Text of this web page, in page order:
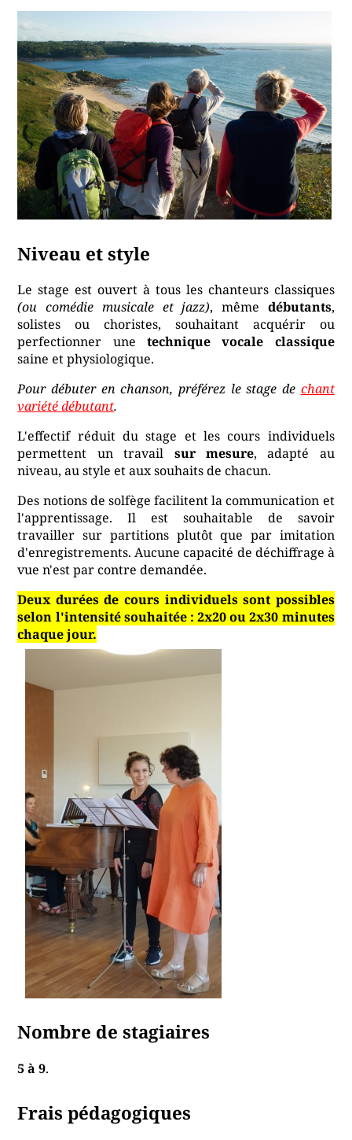
Niveau et style
Le stage est ouvert à tous les chanteurs classiques
(ou comédie musicale et jazz), même débutants,
solistes ou choristes, souhaitant acquérir ou
perfectionner une technique vocale classique
saine et physiologique.
Pour débuter en chanson, préférez le stage de chant
variété débutant.
L'effectif réduit du stage et les cours individuels
permettent un travail sur mesure, adapté au
niveau, au style et aux souhaits de chacun.
Des notions de solfège facilitent la communication et
l'apprentissage. Il est souhaitable de savoir
travailler sur partitions plutôt que par imitation
d'enregistrements. Aucune capacité de déchiffrage à
vue n'est par contre demandée.
Deux durées de cours individuels sont possibles
selon l'intensité souhaitée : 2x20 ou 2x30 minutes
chaque jour.
Nombre de stagiaires
5 à 9.
Frais pédagogiques